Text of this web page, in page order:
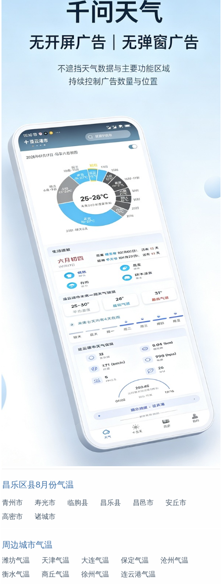
昌乐区县8月份气温
青州市 寿光市 临朐县 昌乐县 昌邑市
安丘市
高密市
诸城市
周边城市气温
潍坊气温 天津气温 大连气温 保定气温
沧州气温
衡水气温
商丘气温 徐州气温 连云港气温